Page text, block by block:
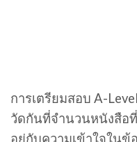
การเตรียมสอบ A-
วัดกันที่จำนวนหนังสือ
อยู่กับความเข้าใจในข้